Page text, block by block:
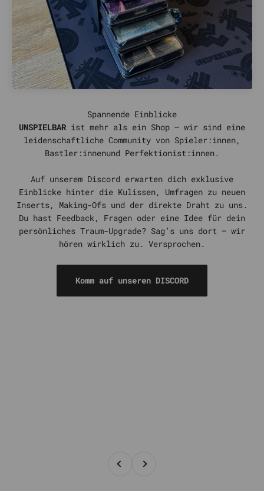
UNSPIELBAR ist mehr als ein Shop – wir sind eine
leidenschaftliche Community von Spieler:innen,
Bastler:innenund Perfektionist:innen.
Auf unserem Discord erwarten dich exklusive
Einblicke hinter die Kulissen, Umfragen zu neuen
Inserts, Making-Ofs und der direkte Draht zu uns.
Du hast Feedback, Fragen oder eine Idee für dein
persönliches Traum-Upgrade? Sag’s uns dort – wir
hören wirklich zu. Versprochen.
Komm auf unseren DISCORD
Zurück Vor